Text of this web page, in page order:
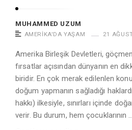
MUHAMMED UZUM
AMERIKA'DA YAŞAM 21
Amerika Birleşik Devletleri,
fırsatlar açısından dünyanın en
biridir. En çok merak edilenlen
doğum yapmanın sağladığı
hakkı) ilkesiyle, sınırları içinde
verir. Bu durum, hem çocuklarının …